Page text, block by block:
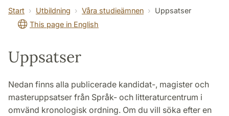
SOL-husen Kontakt Institutionen
översättning till svenska
Start Utbildning Våra studieämnen
Uppsatser
This page in English
Uppsatser
Nedan finns alla publicerade kandidat-, magister och
masteruppsatser från Språk- och litteraturcentrum i
omvänd kronologisk ordning. Om du vill söka efter en